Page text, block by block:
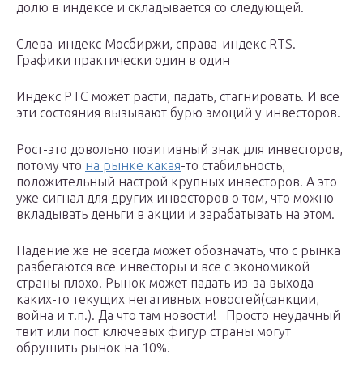
долю в индексе и складывается со следующей.
Слева-индекс Мосбиржи, справа-индекс RTS.
Графики практически один в один
Индекс РТС может расти, падать, стагнировать. И все
эти состояния вызывают бурю эмоций у инвесторов.
Рост-это довольно позитивный знак для инвесторов,
потому что на рынке какая-то стабильность,
положительный настрой крупных инвесторов. А это
уже сигнал для других инвесторов о том, что можно
вкладывать деньги в акции и зарабатывать на этом.
Падение же не всегда может обозначать, что с рынка
разбегаются все инвесторы и все с экономикой
страны плохо. Рынок может падать из-за выхода
каких-то текущих негативных новостей(санкции,
война и т.п.). Да что там новости! Просто неудачный
твит или пост ключевых фигур страны могут
обрушить рынок на 10%.